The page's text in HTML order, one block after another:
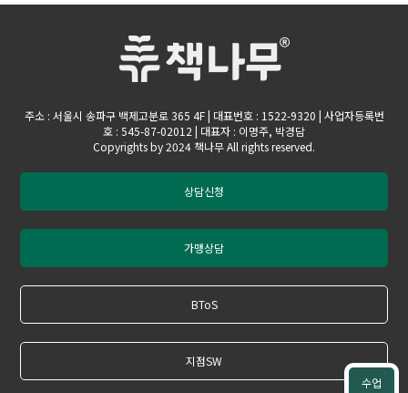
수업
주소 : 서울시 송파구 백제고분로 365 4F | 대표번호 : 1522-9320 | 사업자등록번
호 : 545-87-02012 | 대표자 : 이명주, 박경담
Copyrights by 2024 책나무 All rights reserved.
상담신청
가맹상담
BToS
지점SW